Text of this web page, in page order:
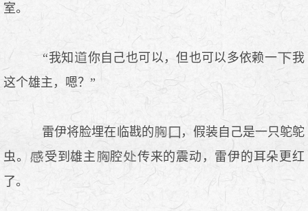
室。
“我知 你自己也可以，但也可以多依赖一
我
这个雄主，嗯？”
雷伊将脸埋在临戡的
，假装自己是一只鸵鸵
虫。
受到雄主 腔
传来的震动，雷伊的耳朵更红
了。